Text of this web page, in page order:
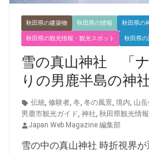
秋田県の建築物 秋田県の情報 秋田県の
秋田県の観光情報・観光スポット 秋田県の
雪の真山神社 「
りの男鹿半島の神
伝統, 修験者, 冬, 冬の風景, 境内, 山
男鹿市観光ガイド, 神社, 秋田県観光情報
Japan Web Magazine 編集部
雪の中の真山神社 時折視界